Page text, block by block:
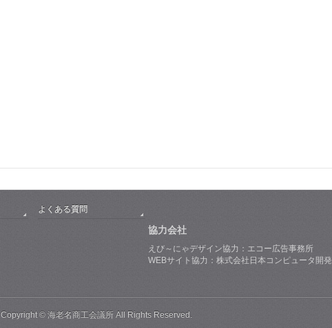
よくある質問
協力会社
えび～にゃデザイン協力：エコー広告事務所
WEBサイト協力：株式会社日本コンピュータ開発
Copyright © 海老名商工会議所 All Rights Reserved.